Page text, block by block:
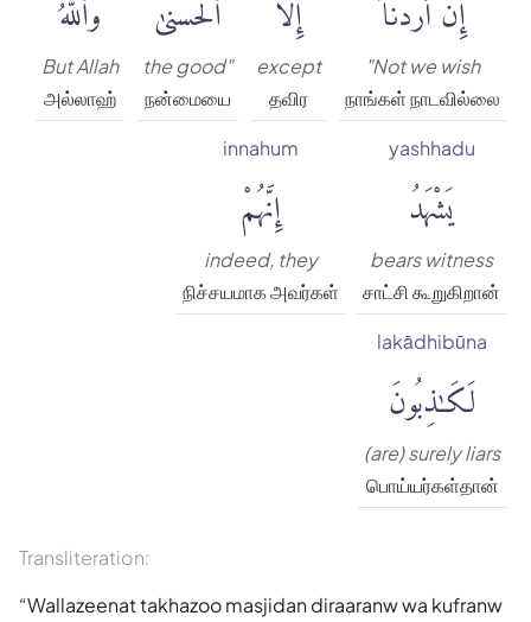
"Not we wish
நாங்கள் நாடவில்லை
except
தவிர
the good"
நன்மையை
But Allah
அல்லாஹ்
yashhadu
يَشْهَدُ
bears witness
சாட்சி கூறுகிறான்
innahum
إِنَّهُمْ
indeed, they
நிச்சயமாக அவர்கள்
lakādhibūna
لَكَٰذِبُونَ
(are) surely liars
பொய்யர்கள்தான்
Transliteration:
Wallazeenat takhazoo masjidan diraaranw wa kufranw